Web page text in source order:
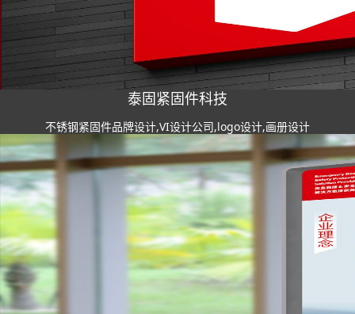
泰固紧固件科技
不锈钢紧固件品牌设计,VI设计公司,logo设计,画册设计